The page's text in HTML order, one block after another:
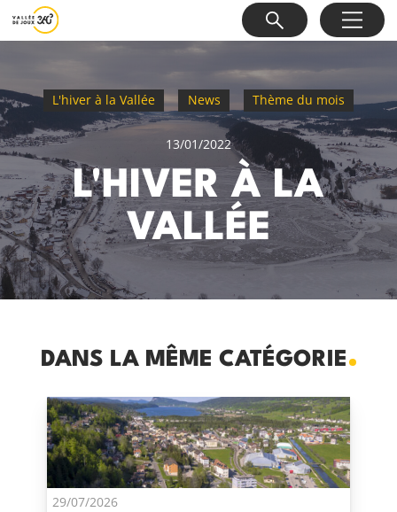
L'hiver à la Vallée News Thème du mois
13/01/2022
L'HIVER À LA
VALLÉE
DANS LA MÊME CATÉGORIE
29/07/2026